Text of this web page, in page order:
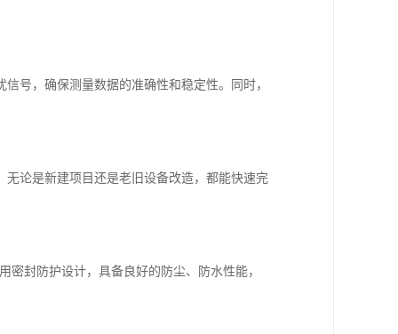
号，确保测量数据的准确性和稳定性。同时，
论是新建项目还是老旧设备改造，都能快速完
封防护设计，具备良好的防尘、防水性能，